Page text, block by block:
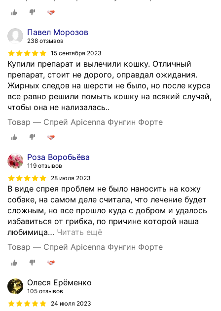
Павел Морозов
238 отзывов
15 сентября 2023
Купили препарат и вылечили кошку. Отличный
препарат, стоит не дорого, оправдал ожидания.
Жирных следов на шерсти не было, но после курса
все равно решили помыть кошку на всякий случай,
чтобы она не нализалась..
Товар — Спрей Apicenna Фунгин Форте
Роза Воробьёва
119 отзывов
28 июля 2023
В виде спрея проблем не было наносить на кожу
собаке, на самом деле считала, что лечение будет
сложным, но все прошло куда с добром и удалось
избавиться от грибка, по причине которой наша
любимица… Читать ещё
Товар — Спрей Apicenna Фунгин Форте
Олеся Ерёменко
105 отзывов
24 июля 2023